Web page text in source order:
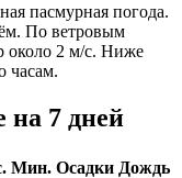
пасмурная погода.
По ветровым
около 2 м/с. Ниже
часам.
на 7 дней
Мин. Осадки Дождь